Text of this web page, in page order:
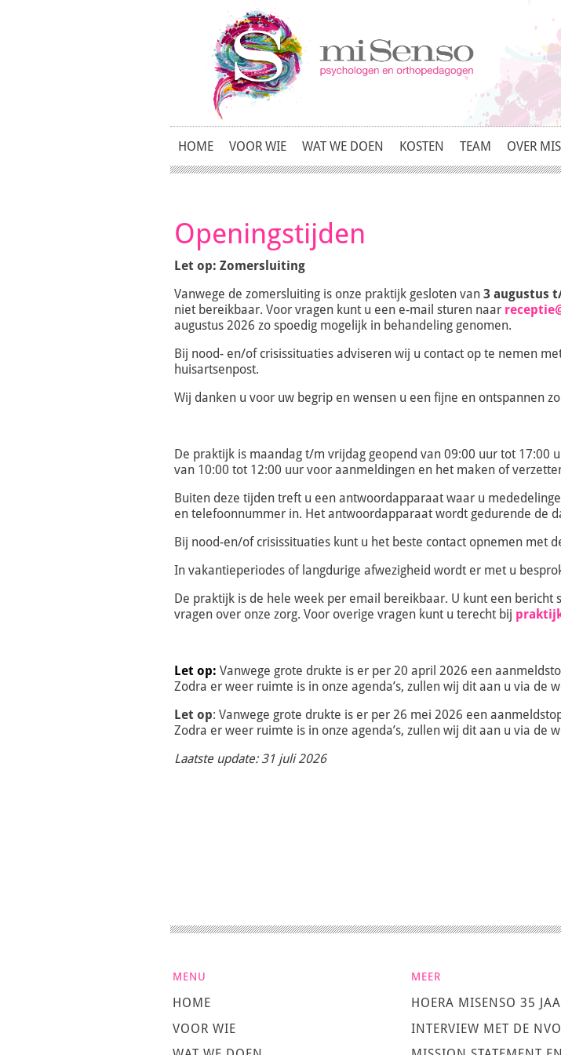
HOME VOOR WIE WAT WE DOEN KOSTEN TEAM OVER
Openingstijden
Let op: Zomersluiting
Vanwege de zomersluiting is onze praktijk gesloten van 3 augustus
niet bereikbaar. Voor vragen kunt u een e-mail sturen naar
augustus 2026 zo spoedig mogelijk in behandeling genomen.
Bij nood- en/of crisissituaties adviseren wij u contact op te nemen
huisartsenpost.
Wij danken u voor uw begrip en wensen u een fijne en ontspannen
De praktijk is maandag t/m vrijdag geopend van 09:00 uur tot 17:00
van 10:00 tot 12:00 uur voor aanmeldingen en het maken of
Buiten deze tijden treft u een antwoordapparaat waar u
en telefoonnummer in. Het antwoordapparaat wordt gedurende de
Bij nood-en/of crisissituaties kunt u het beste contact opnemen met
In vakantieperiodes of langdurige afwezigheid wordt er met u
De praktijk is de hele week per email bereikbaar. U kunt een bericht
vragen over onze zorg. Voor overige vragen kunt u terecht bij
Let op: Vanwege grote drukte is er per 20 april 2026 een
Zodra er weer ruimte is in onze agenda’s, zullen wij dit aan u via de
Let op: Vanwege grote drukte is er per 26 mei 2026 een
Zodra er weer ruimte is in onze agenda’s, zullen wij dit aan u via de
Laatste update: 31 juli 2026
MENU
HOME
VOOR WIE
MEER
HOERA MISENSO 35
INTERVIEW MET DE NVO